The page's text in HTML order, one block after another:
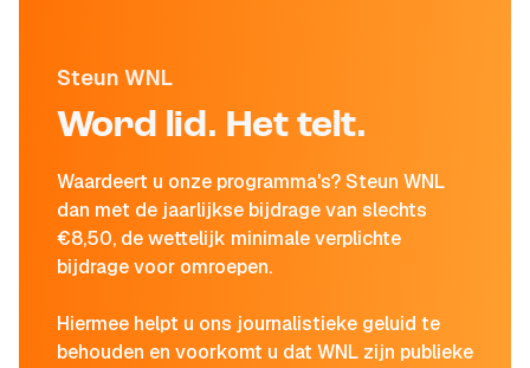
Steun WNL
Word lid. Het telt.
Waardeert u onze programma's? Steun WNL
dan met de jaarlijkse bijdrage van slechts
€8,50, de wettelijk minimale verplichte
bijdrage voor omroepen.
Hiermee helpt u ons journalistieke geluid te
behouden en voorkomt u dat WNL zijn publieke